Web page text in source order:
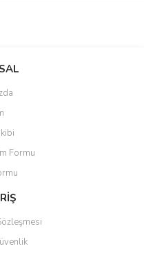
siz yapın!
bulunuyor.
Formu